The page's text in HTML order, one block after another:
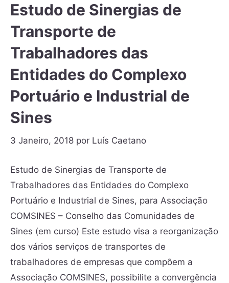
Estudo de Sinergias de
Transporte de
Trabalhadores das
Entidades do Complexo
Portuário e Industrial de
Sines
3 Janeiro, 2018 por Luís Caetano
Estudo de Sinergias de Transporte de
Trabalhadores das Entidades do Complexo
Portuário e Industrial de Sines, para Associação
COMSINES – Conselho das Comunidades de
Sines (em curso) Este estudo visa a reorganização
dos vários serviços de transportes de
trabalhadores de empresas que compõem a
Associação COMSINES, possibilite a convergência